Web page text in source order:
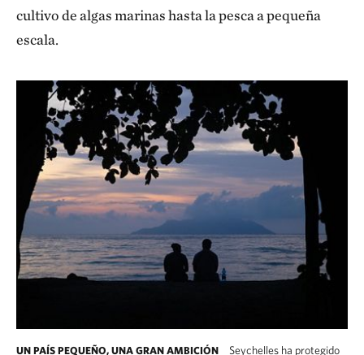
cultivo de algas marinas hasta la pesca a pequeña
escala.
UN PAÍS PEQUEÑO, UNA GRAN AMBICIÓN Seychelles ha protegido